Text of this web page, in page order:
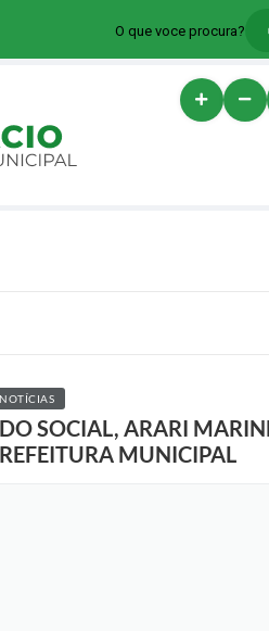
O que voce procura?
NOTÍCIAS
SOCIAL, ARARI
MUNICIPAL